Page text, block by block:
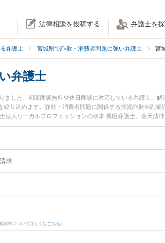
法律相談を投稿する 弁護士を
弁護士 宮城県で詐欺・消費者問題に強い弁護士 宮
弁護士
ました。初回面談無料や休日面談に対応している弁護士、
絞り込めます。詐欺・消費者問題に関係する投資詐欺や副
法人リーガルプロフェッションの橋本 長臣弁護士、蒼天法
発生した返金請求のトラブルを今すぐに弁護士に相談した
城県内の弁護士に相談予約したい』などでお困りの相談者さ
求
結果について詳しくはこちら)